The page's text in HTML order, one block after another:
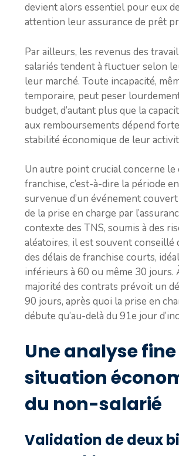
devient alors essentiel pour eux
attention leur assurance de prêt
Par ailleurs, les revenus des
salariés tendent à fluctuer selon
leur marché. Toute incapacité,
temporaire, peut peser
budget, d’autant plus que la
aux remboursements dépend
stabilité économique de leur
Un autre point crucial concerne le
franchise, c’est-à-dire la période
survenue d’un événement
de la prise en charge par
contexte des TNS, soumis à des
aléatoires, il est souvent conseillé
des délais de franchise courts,
inférieurs à 60 ou même 30 jours.
majorité des contrats prévoit un
90 jours, après quoi la prise en
débute qu’au-delà du 91e jour
Une analyse
situation
du non-salarié
Validation de deux